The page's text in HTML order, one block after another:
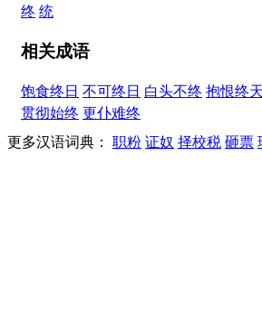
终 统
相关成语
饱食终日 不可终日 白头不终 抱恨终天
贯彻始终 更仆难终
更多汉语词典： 职粉 证奴 择校税 砸票